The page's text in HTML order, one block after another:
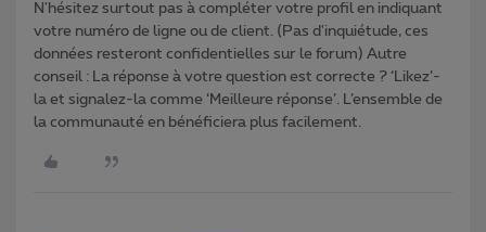
N'hésitez surtout pas à compléter votre profil en indiquant
votre numéro de ligne ou de client. (Pas d'inquiétude, ces
données resteront confidentielles sur le forum) Autre
conseil : La réponse à votre question est correcte ? ‘Likez’-
la et signalez-la comme ‘Meilleure réponse’. L’ensemble de
la communauté en bénéficiera plus facilement.